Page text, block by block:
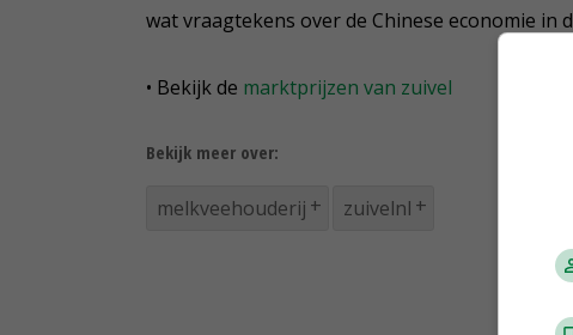
wat vraagtekens over de Chinese economie in
• Bekijk de marktprijzen van zuivel
Bekijk meer over:
melkveehouderij zuivelnl